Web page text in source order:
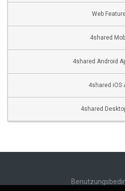
Web
4shared
4shared Android
4shared iOS
4shared